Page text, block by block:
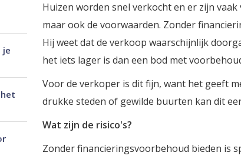
je
Huizen worden snel verkocht en er zijn
maar ook de voorwaarden. Zonder
Hij weet dat de verkoop waarschijnlijk
het iets lager is dan een bod met
Voor de verkoper is dit fijn, want het geeft
drukke steden of gewilde buurten kan dit
Wat zijn de risico's?
Zonder financieringsvoorbehoud bieden is